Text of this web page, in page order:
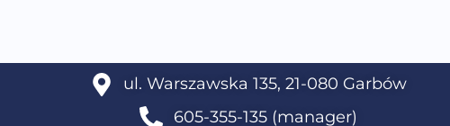
ul. Warszawska 135, 21-080 Garbów
605-355-135 (manager)